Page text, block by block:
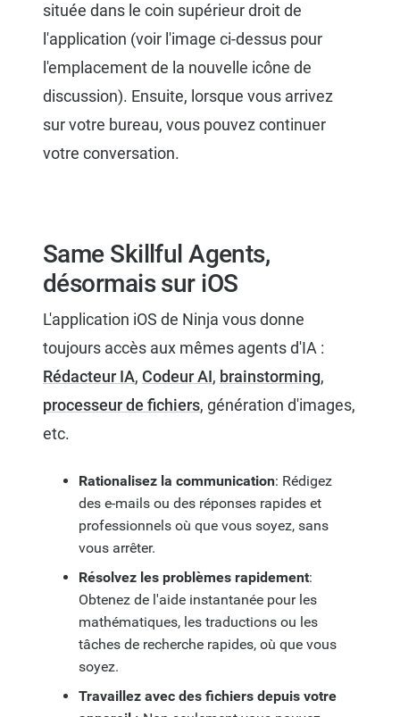
située dans le coin supérieur droit de
l'application (voir l'image ci-dessus pour
l'emplacement de la nouvelle icône de
discussion). Ensuite, lorsque vous arrivez
sur votre bureau, vous pouvez continuer
votre conversation.
Same Skillful Agents,
désormais sur iOS
L'application iOS de Ninja vous donne
toujours accès aux mêmes agents d'IA :
Rédacteur IA, Codeur AI, brainstorming,
processeur de fichiers, génération d'images,
etc.
Rationalisez la communication: Rédigez
des e-mails ou des réponses rapides et
professionnels où que vous soyez, sans
vous arrêter.
Résolvez les problèmes rapidement:
Obtenez de l'aide instantanée pour les
mathématiques, les traductions ou les
tâches de recherche rapides, où que vous
soyez.
Travaillez avec des fichiers depuis votre